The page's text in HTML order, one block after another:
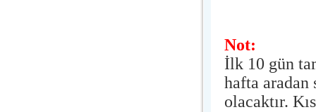
Not:
İlk 10 gün
hafta
olacaktır.